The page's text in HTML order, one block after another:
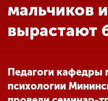
Обучение
Международная
деятельность
мальчиков
вырастают
Педагоги кафедры
психологии